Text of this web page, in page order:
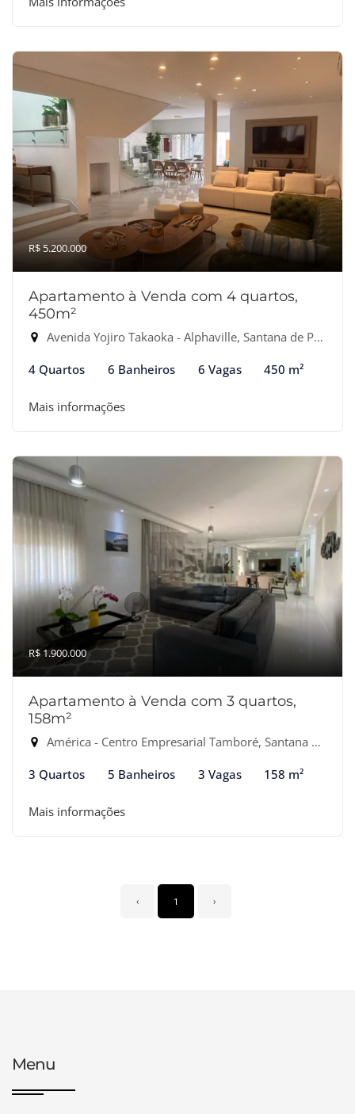
R$ 5.200.000
Apartamento à Venda com 4 quartos,
450m²
Avenida Yojiro Takaoka - Alphaville, Santana de Parnaíba-SP
4 Quartos 6 Banheiros 6 Vagas 450 m²
Mais informações
R$ 1.900.000
Apartamento à Venda com 3 quartos,
158m²
América - Centro Empresarial Tamboré, Santana de Parnaíba-SP
3 Quartos 5 Banheiros 3 Vagas 158 m²
Mais informações
‹ 1 ›
Menu